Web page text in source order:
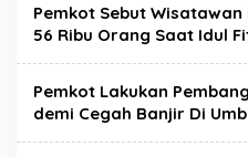
Pemkot Sebut
56 Ribu Orang Saat Idul
Pemkot Lakukan
demi Cegah Banjir Di